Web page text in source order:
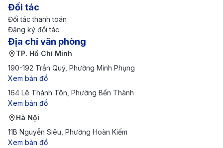
Đối tác
Đối tác thanh toán
Đăng ký đối tác
Địa chỉ văn phòng
TP. Hồ Chí Minh
190-192 Trần Quý, Phường Minh Phụng
Xem bản đồ
164 Lê Thánh Tôn, Phường Bến Thành
Xem bản đồ
Hà Nội
11B Nguyễn Siêu, Phường Hoàn Kiếm
Xem bản đồ